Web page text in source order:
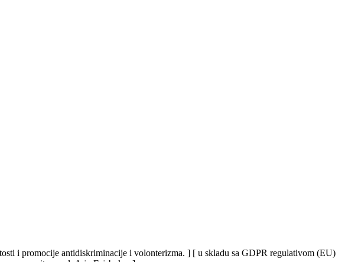
i promocije antidiskriminacije i volonterizma. ] [ u skladu sa GDPR regulativom (EU)